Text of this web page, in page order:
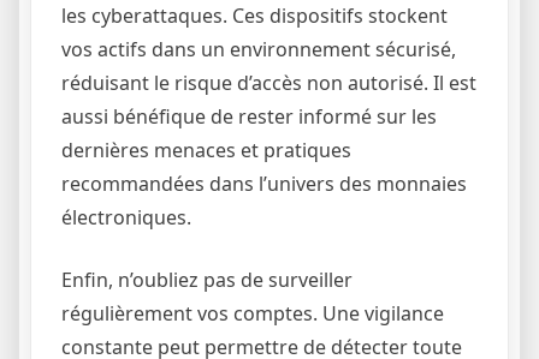
les cyberattaques. Ces dispositifs stockent
vos actifs dans un environnement sécurisé,
réduisant le risque d’accès non autorisé. Il est
aussi bénéfique de rester informé sur les
dernières menaces et pratiques
recommandées dans l’univers des monnaies
électroniques.
Enfin, n’oubliez pas de surveiller
régulièrement vos comptes. Une vigilance
constante peut permettre de détecter toute